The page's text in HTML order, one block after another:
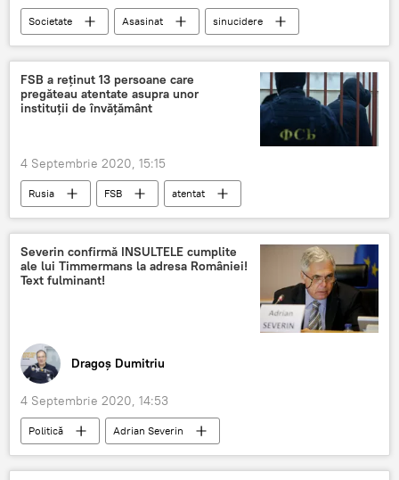
Societate Asasinat
sinucidere
Avocat
FSB a reținut 13 persoane care
pregăteau atentate asupra unor
instituții de învățământ
4 Septembrie 2020, 15:15
Rusia FSB atentat
Severin confirmă INSULTELE cumplite
ale lui Timmermans la adresa României!
Text fulminant!
Dragoș Dumitriu
4 Septembrie 2020, 14:53
Politică
Adrian Severin
Frans Timmermans